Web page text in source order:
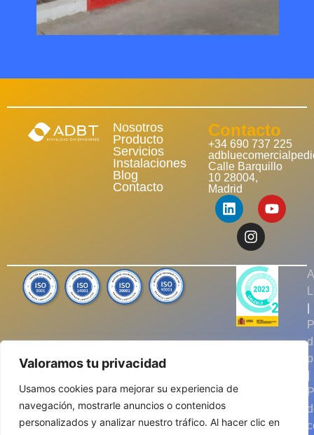
Valoramos tu privacidad
Usamos cookies para mejorar su experiencia de
navegación, mostrarle anuncios o contenidos
personalizados y analizar nuestro tráfico. Al hacer clic en
Nosotros
Producto
Servicios
Instalaciones
Blog
Contacto
Contacto
+34 690 737 225
Calle Barquillo
10 28004,
Madrid